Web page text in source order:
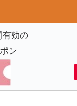
有効の
ン